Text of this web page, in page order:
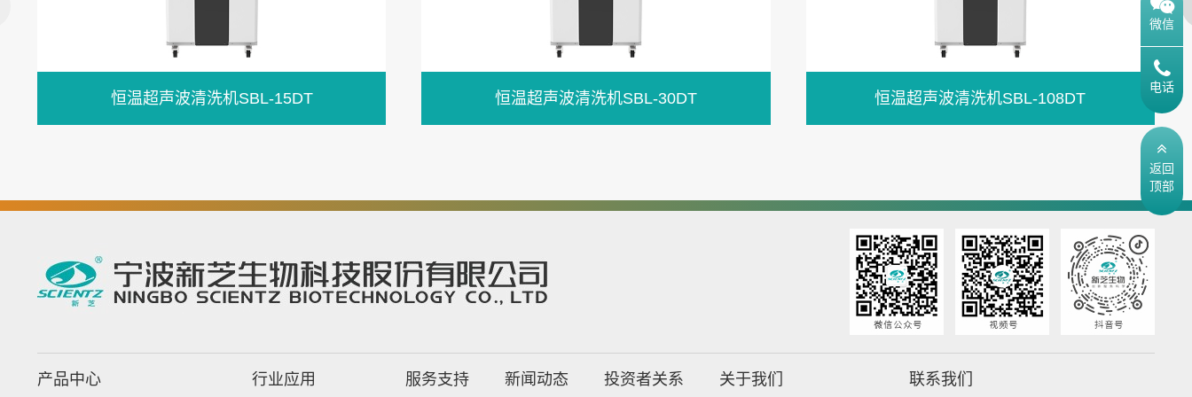
恒温超声波清洗机SBL-15DT 恒温超声波清洗机SBL-30DT 恒温超声波清洗机SBL-108DT
产品中心 行业应用 服务支持 新闻动态 投资者关系 关于我们 联系我们
微信
电话
返回
顶部